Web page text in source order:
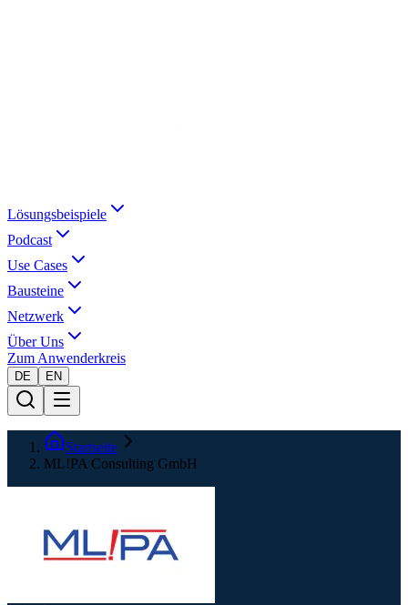
Lösungsbeispiele
Podcast
Use Cases
Bausteine
Netzwerk
Über Uns
Zum Anwenderkreis
DE EN
Startseite
ML!PA Consulting GmbH